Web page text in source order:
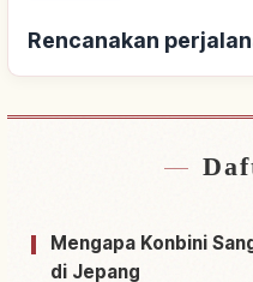
Rencanakan
Cari
Cari
Mengapa Konbini
di Jepang